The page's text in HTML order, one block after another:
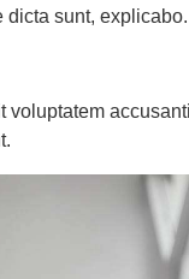
dicta sunt, explicabo.